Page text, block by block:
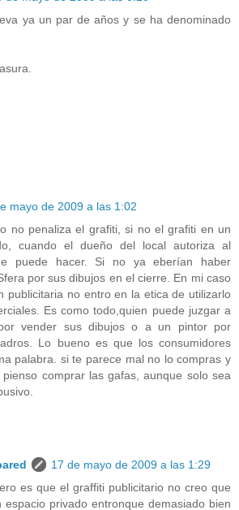
ya un par de años y se ha denominado
mayo de 2009 a las 1:02
no penaliza el grafiti, si no el grafiti en un
cuando el dueño del local autoriza al
puede hacer. Si no ya eberían haber
por sus dibujos en el cierre. En mi caso
publicitaria no entro en la etica de utilizarlo
Es como todo,quien puede juzgar a
vender sus dibujos o a un pintor por
Lo bueno es que los consumidores
palabra. si te parece mal no lo compras y
comprar las gafas, aunque solo sea
17 de mayo de 2009 a las 1:29
es que el graffiti publicitario no creo que
espacio privado entronque demasiado bien